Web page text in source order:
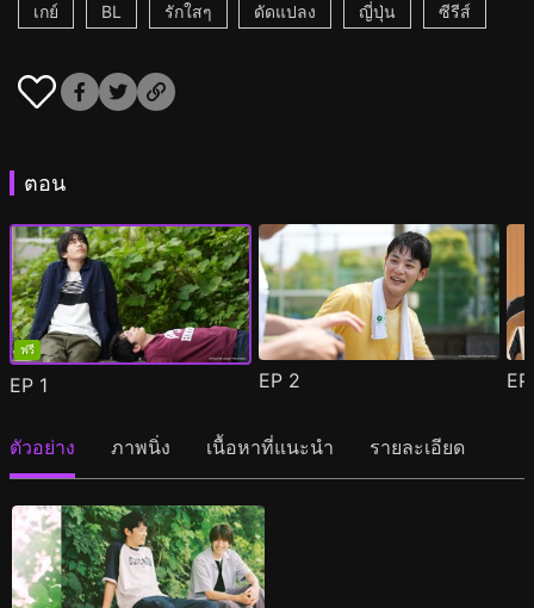
เกย์
BL รักใสๆ ดัดแปลง ญี่ปุ่น ซีรีส์
ตอน
ฟรี
EP 1 EP 2
ตัวอย่าง ภาพนิ่ง เนื้อหาที่แนะนำ รายละเอียด